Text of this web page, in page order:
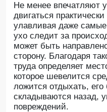
Не менее впечатляют
двигаться
улавливая даже
ухо следит за
может быть
сторону. Благодаря
труда определяет
которое шевелится
ложится отдыхать,
складываются назад,
повреждений.